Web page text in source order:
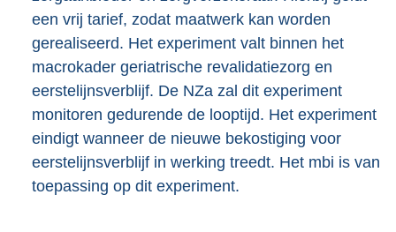
een vrij tarief, zodat maatwerk kan worden
gerealiseerd. Het experiment valt binnen het
macrokader geriatrische revalidatiezorg en
eerstelijnsverblijf. De NZa zal dit experiment
monitoren gedurende de looptijd. Het experiment
eindigt wanneer de nieuwe bekostiging voor
eerstelijnsverblijf in werking treedt. Het mbi is van
toepassing op dit experiment.